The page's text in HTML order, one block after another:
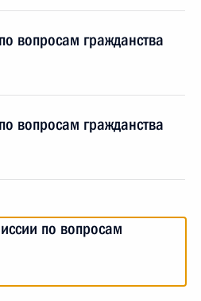
вопросам гражданства
вопросам гражданства
по вопросам